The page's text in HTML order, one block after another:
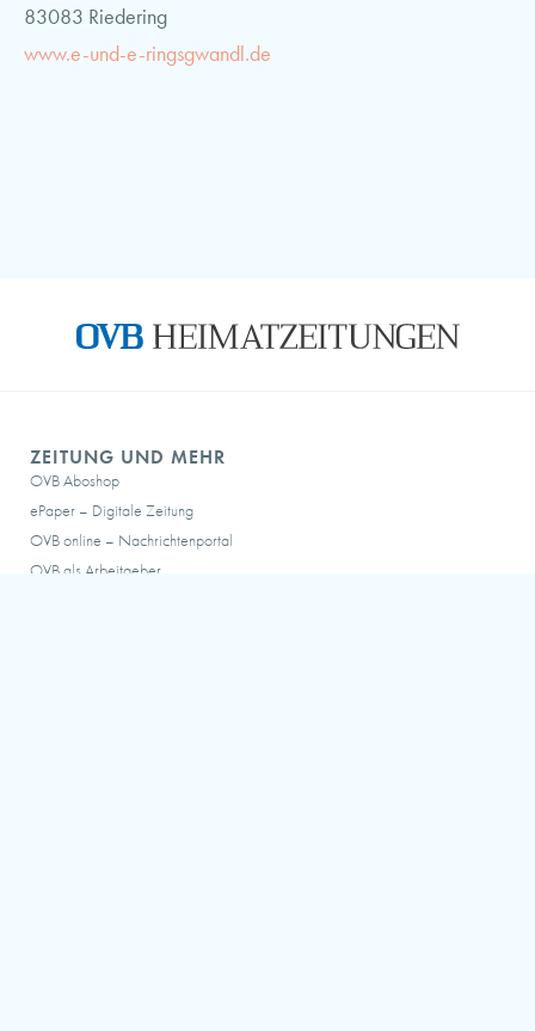
83083 Riedering
www.e-und-e-ringsgwandl.de
ZEITUNG UND MEHR
OVB Aboshop
ePaper – Digitale Zeitung
OVB online – Nachrichtenportal
OVB als Arbeitgeber